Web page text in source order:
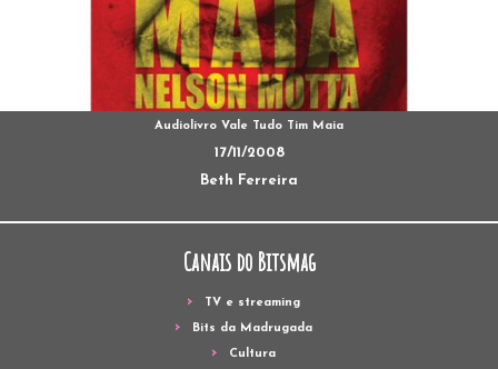
Audiolivro Vale Tudo Tim Maia
17/11/2008
Beth Ferreira
Canais do Bitsmag
TV e streaming
Bits da Madrugada
Cultura